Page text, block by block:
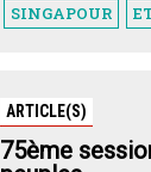
SINGAPOUR
ARTICLE(S)
75ème